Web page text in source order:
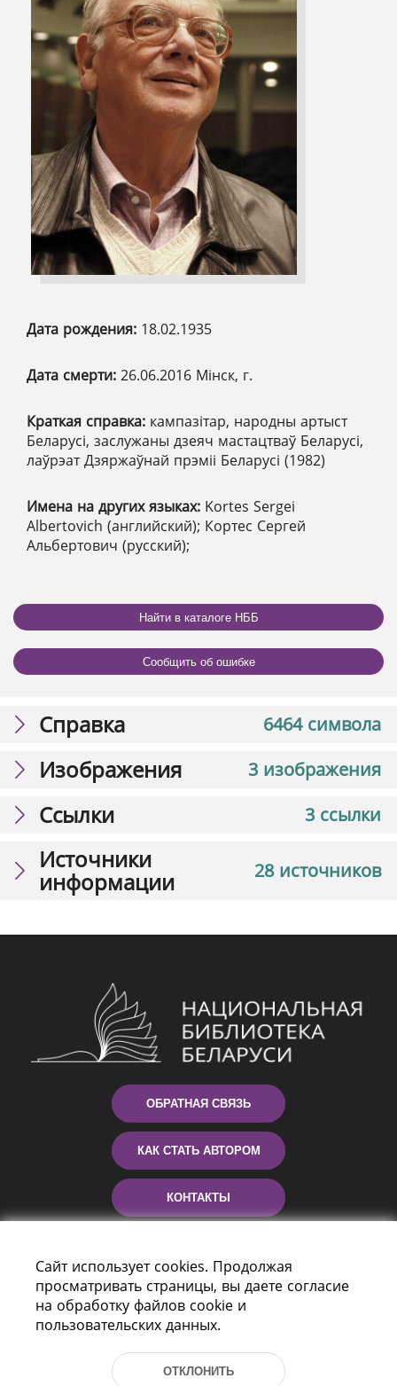
Дата рождения: 18.02.1935
Дата смерти: 26.06.2016 Мінск, г.
Краткая справка: кампазітар, народны артыст
Беларусі, заслужаны дзеяч мастацтваў Беларусі,
лаўрэат Дзяржаўнай прэміі Беларусі (1982)
Имена на других языках: Kortes Sergei
Albertovich (английский); Кортес Сергей
Альбертович (русский);
Найти в каталоге НББ
Сообщить об ошибке
6464 символа
Справка
3 изображения
Изображения
3 ссылки
Ссылки
28 источников
Источники
информации
ОБРАТНАЯ СВЯЗЬ
КАК СТАТЬ АВТОРОМ
КОНТАКТЫ
Сайт использует cookies. Продолжая
просматривать страницы, вы даете согласие
на обработку файлов cookie и
пользовательских данных.
ОТКЛОНИТЬ